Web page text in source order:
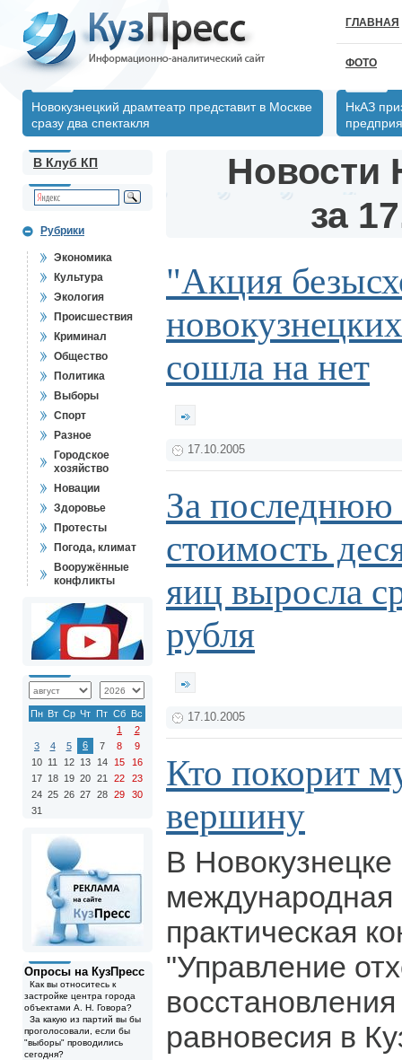
ГЛАВНАЯ
ФОТО
Новокузнецкий драмтеатр представит в Москве
сразу два спектакля
НкАЗ
В Клуб КП
Рубрики
Экономика
Культура
Экология
Происшествия
Криминал
Общество
Политика
Выборы
Спорт
Разное
Городское
хозяйство
Новации
Здоровье
Протесты
Погода, климат
Вооружённые
конфликты
Пн Вт Ср Чт Пт Сб Вс
1
2
3
4 5 6 7 8
9
10 11 12 13 14 15
16
17 18 19 20 21 22
23
24 25 26 27 28 29
30
31
Опросы на КузПресс
Как вы относитесь к
застройке центра города
объектами А. Н. Говора?
За какую из партий вы бы
проголосовали, если бы
"выборы" проводились
сегодня?
Новости
за
"Акция
сошла на нет
17.10.2005
За последнюю
стоимость
яиц выросла
рубля
17.10.2005
Кто покорит
вершину
В
международная
практическая
"Управление
восстановления
равновесия в